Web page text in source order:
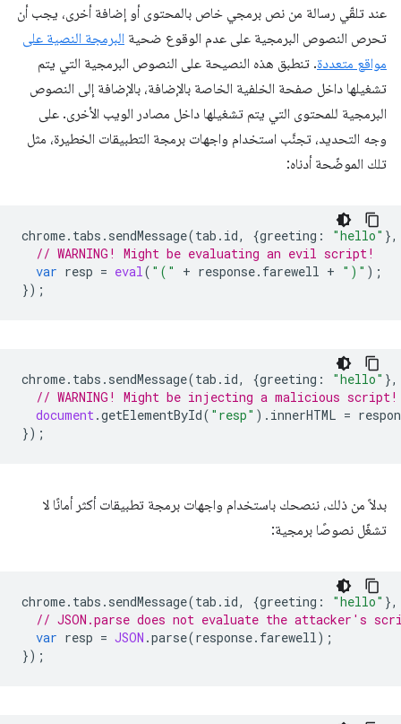
عند تلقّي رسالة من نص برمجي خاص بالمحتوى أو إضافة أخرى، يجب أن
تحرص النصوص البرمجية على عدم الوقوع ضحية البرمجة النصية على
مواقع متعددة. تنطبق هذه النصيحة على النصوص البرمجية التي يتم
تشغيلها داخل صفحة الخلفية الخاصة بالإضافة، بالإضافة إلى النصوص
البرمجية للمحتوى التي يتم تشغيلها داخل مصادر الويب الأخرى. على
وجه التحديد، تجنَّب استخدام واجهات برمجة التطبيقات الخطيرة، مثل
تلك الموضّحة أدناه:
chrome. tabs . sendMessage(tab . id, {greeting : "hello" },
// WARNING! Might be evaluating an evil script!
var resp = eval( "(" + response. farewell + ")" );
});
chrome. tabs . sendMessage(tab . id, {greeting : "hello" },
// WARNING! Might be injecting a malicious script!
document.getElementById( "resp" ). innerHTML =
});
بدلاً من ذلك، ننصحك باستخدام واجهات برمجة تطبيقات أكثر أمانًا لا
تشغّل نصوصًا برمجية:
chrome. tabs . sendMessage(tab . id, {greeting : "hello" },
// JSON.parse does not evaluate the attacker's
var resp = JSON .parse(response. farewell);
});